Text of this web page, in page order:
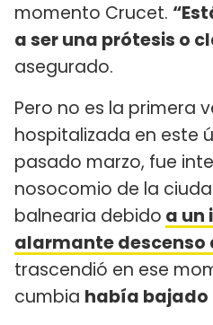
momento Crucet.
a ser una prótesis o
asegurado.
Pero no es la primera
hospitalizada en este
pasado marzo, fue
nosocomio de la
balnearia debido a un
alarmante descenso
trascendió en ese
cumbia había bajado